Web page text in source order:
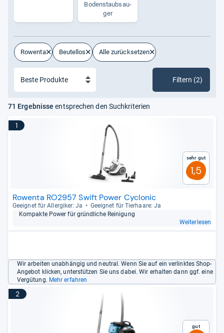
Boden­staub­sau­
ger
Rowenta Beutellos Alle zurücksetzen
Filtern (2)
71 Ergebnisse entsprechen den Suchkriterien
1
Sehr gut
1,5
Rowenta RO2957 Swift Power Cyclonic
Geeig­net für All­er­gi­ker: Ja
Geeig­net für Tier­haare: Ja
Kom­pakte Power für gründ­li­che Rei­ni­gung
Weiterlesen
Wir arbeiten unabhängig und neutral. Wenn Sie auf ein verlinktes Shop-
Angebot klicken, unterstützen Sie uns dabei. Wir erhalten dann ggf. eine
Vergütung. Mehr erfahren
2
Gut